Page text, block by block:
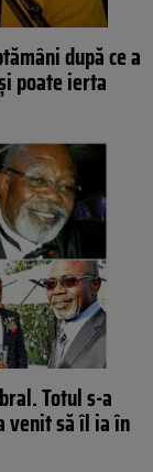
după ce a
poate ierta
Totul s-a
venit să îl ia în